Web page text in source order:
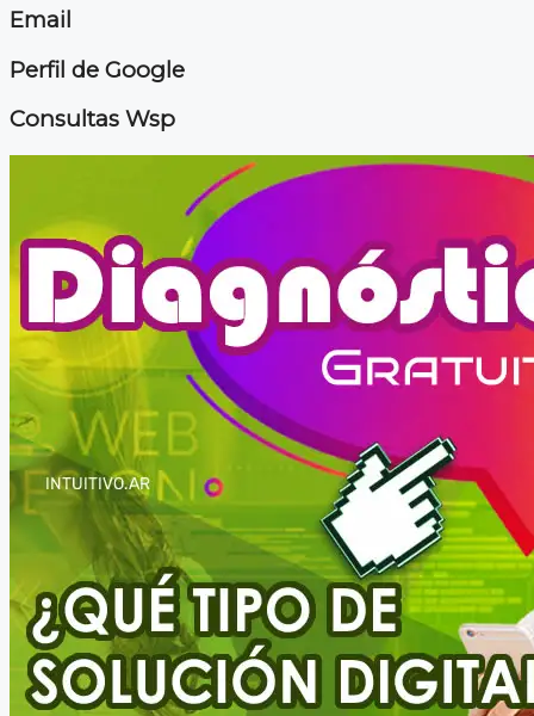
Email
Perfil de Google
Consultas Wsp